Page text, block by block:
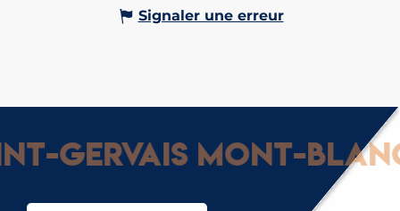
Signaler une erreur
Gervais Mont-Blanc